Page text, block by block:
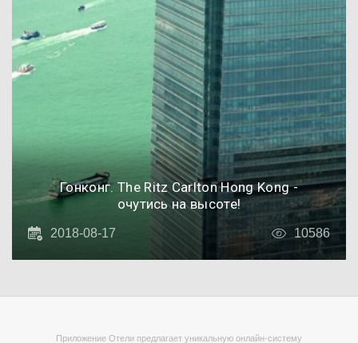
Гонконг. The Ritz Carlton Hong Kong -
очутись на высоте!
2018-08-17 10586
Приложение Отели предлагает уникальную онлайн-систему